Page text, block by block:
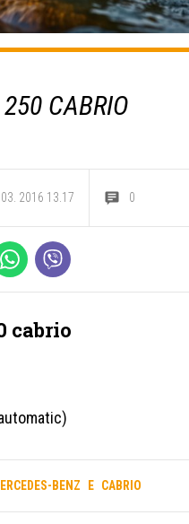
CABRIO
2016 13.17 0
cabrio
BENZ E CABRIO